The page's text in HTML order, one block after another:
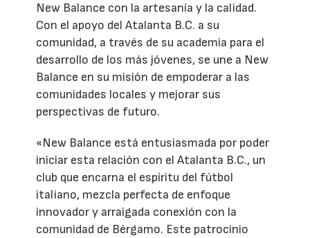
New Balance con la artesanía y la calidad.
Con el apoyo del Atalanta B.C. a su
comunidad, a través de su academia para el
desarrollo de los más jóvenes, se une a New
Balance en su misión de empoderar a las
comunidades locales y mejorar sus
perspectivas de futuro.
«New Balance está entusiasmada por poder
iniciar esta relación con el Atalanta B.C., un
club que encarna el espíritu del fútbol
italiano, mezcla perfecta de enfoque
innovador y arraigada conexión con la
comunidad de Bérgamo. Este patrocinio